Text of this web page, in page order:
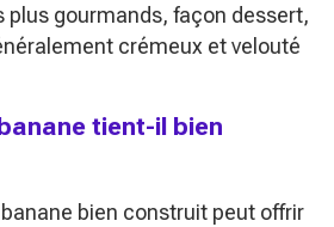
plus gourmands, façon dessert,
crémeux et velouté
tient-il bien
bien construit peut offrir